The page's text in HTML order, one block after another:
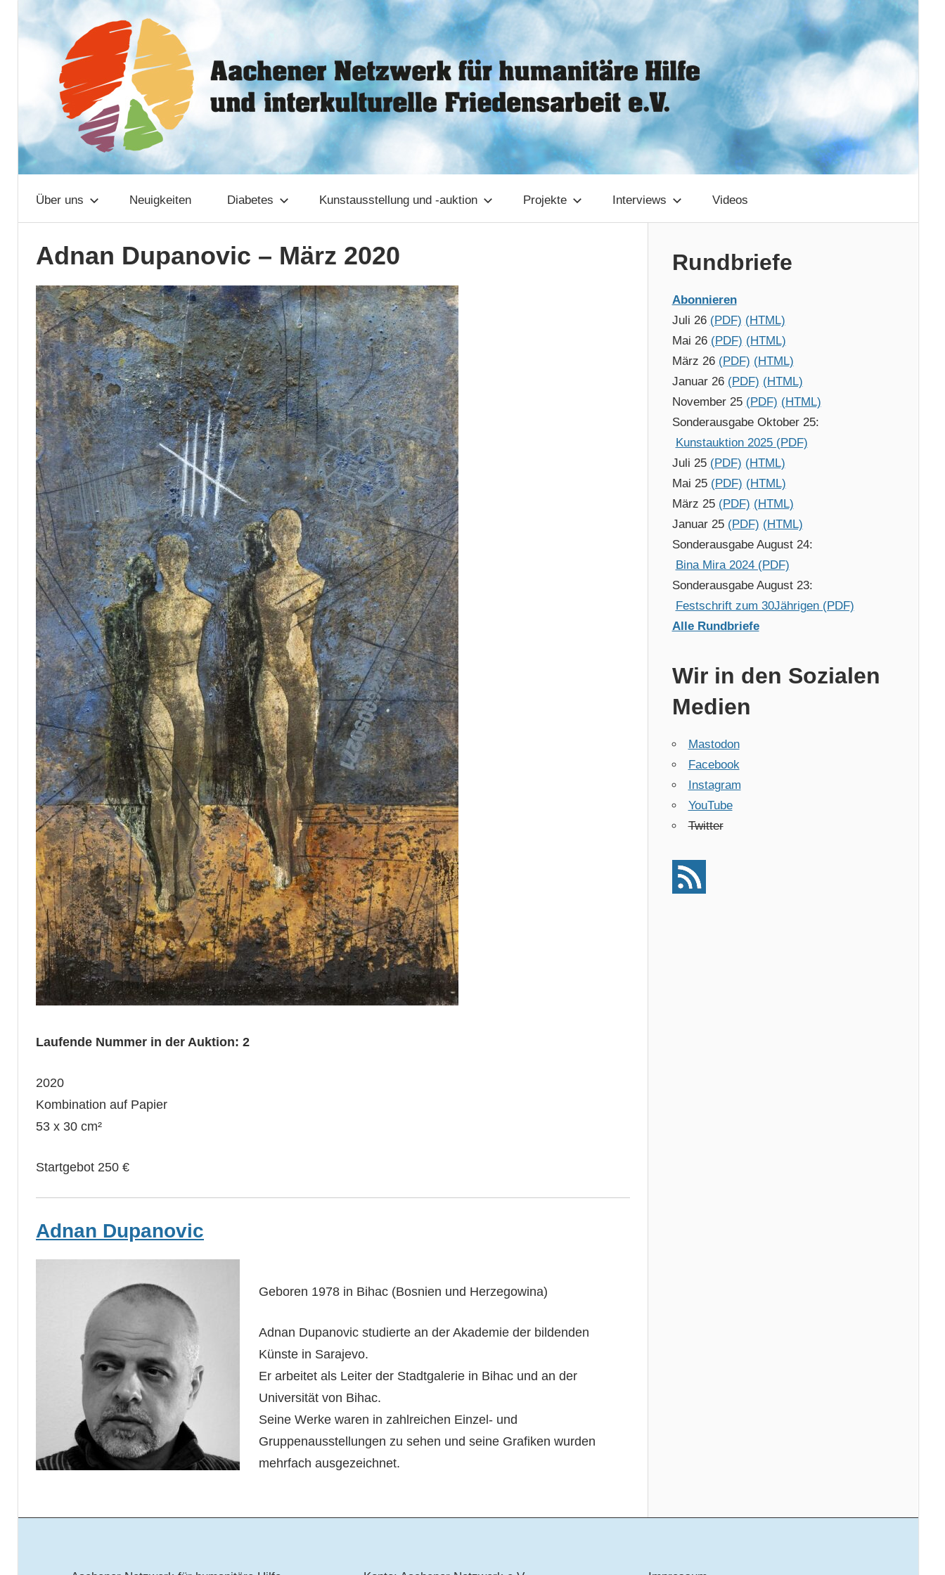
springen
Aachener
Netzwerk
Über uns Neuigkeiten Diabetes Kunstausstellung und -auktion Projekte Interviews Videos
Adnan Dupanovic – März 2020
Laufende Nummer in der Auktion: 2
2020
Kombination auf Papier
53 x 30 cm²
Startgebot 250 €
Adnan Dupanovic
Geboren 1978 in Bihac (Bosnien und Herzegowina)
Adnan Dupanovic studierte an der Akademie der bildenden
Künste in Sarajevo.
Er arbeitet als Leiter der Stadtgalerie in Bihac und an der
Universität von Bihac.
Seine Werke waren in zahlreichen Einzel- und
Gruppenausstellungen zu sehen und seine Grafiken wurden
mehrfach ausgezeichnet.
Rundbriefe
Abonnieren
Juli 26 (PDF) (HTML)
Mai 26 (PDF) (HTML)
März 26 (PDF) (HTML)
Januar 26 (PDF) (HTML)
November 25 (PDF) (HTML)
Sonderausgabe Oktober 25:
Kunstauktion 2025 (PDF)
Juli 25 (PDF) (HTML)
Mai 25 (PDF) (HTML)
März 25 (PDF) (HTML)
Januar 25 (PDF) (HTML)
Sonderausgabe August 24:
Bina Mira 2024 (PDF)
Sonderausgabe August 23:
Festschrift zum 30Jährigen (PDF)
Alle Rundbriefe
Wir in den Sozialen
Medien
Mastodon
Facebook
Instagram
YouTube
Twitter